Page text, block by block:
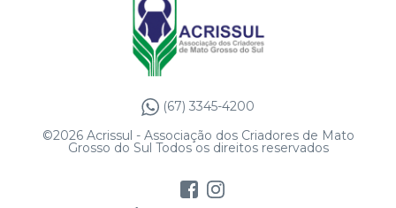
(67) 3345-4200
©2026 Acrissul - Associação dos Criadores de Mato
Grosso do Sul Todos os direitos reservados